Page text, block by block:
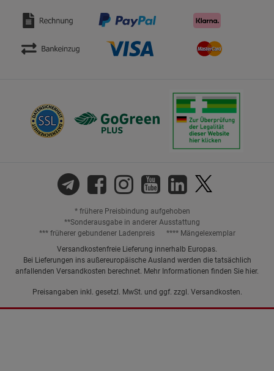
* frühere Preisbindung aufgehoben
**Sonderausgabe in anderer Ausstattung
*** früherer gebundener Ladenpreis
**** Mängelexemplar
Versandkostenfreie Lieferung innerhalb Europas.
Bei Lieferungen ins außereuropäische Ausland werden die tatsächlich
anfallenden Versandkosten berechnet. Mehr Informationen finden Sie hier.
Preisangaben inkl. gesetzl. MwSt. und ggf. zzgl. Versandkosten.